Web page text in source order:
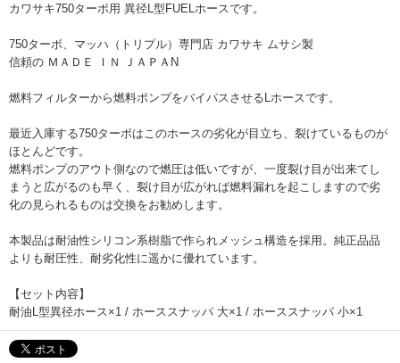
カワサキ750ターボ用 異径L型FUELホースです。
750ターボ、マッハ（トリプル）専門店 カワサキ ムサシ製
信頼の ＭＡＤＥ ＩＮ ＪＡＰＡN
燃料フィルターから燃料ポンプをバイパスさせるLホースです。
最近入庫する750ターボはこのホースの劣化が目立ち、裂けているものが
ほとんどです。
燃料ポンプのアウト側なので燃圧は低いですが、一度裂け目が出来てし
まうと広がるのも早く、裂け目が広がれば燃料漏れを起こしますので劣
化の見られるものは交換をお勧めします。
本製品は耐油性シリコン系樹脂で作られメッシュ構造を採用。純正品品
よりも耐圧性、耐劣化性に遥かに優れています。
【セット内容】
耐油L型異径ホース×1 / ホーススナッパ 大×1 / ホーススナッパ 小×1